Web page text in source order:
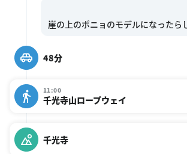
48分
11:00
千光寺山ロープウェイ
千光寺